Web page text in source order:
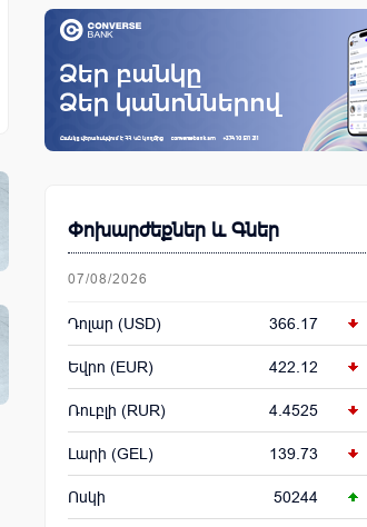
Փոխարժեքներ և Գներ
07/08/2026
Դոլար (USD) 366.17
Եվրո (EUR) 422.12
Ռուբլի (RUR) 4.4525
Լարի (GEL) 139.73
Ոսկի 50244